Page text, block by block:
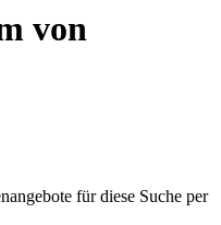
von
für diese Suche per